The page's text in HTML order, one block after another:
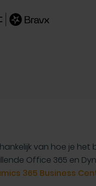
van hoe je
Office 365 en
365 Business